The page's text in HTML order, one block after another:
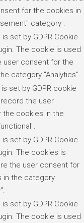
for the cookies in
category .
set by GDPR Cookie
The cookie is used
user consent for the
category "Analytics".
set by GDPR cookie
the user
the cookies in the
set by GDPR Cookie
The cookies is
the user consent for
in the category
set by GDPR Cookie
The cookie is used